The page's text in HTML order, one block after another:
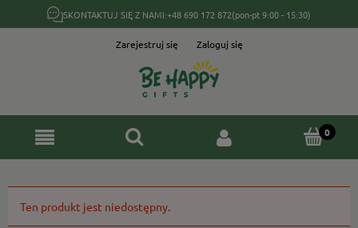
SKONTAKTUJ SIĘ Z NAMI:+48 690 172 872(pon-pt 9:00 - 15:30)
Zarejestruj się Zaloguj się
Ten produkt jest niedostępny.